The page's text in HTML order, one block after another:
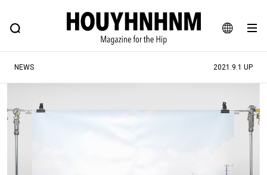
JA
EN
FEATURE BLOG SNAP
ヒップなファッション、カルチャー、ライフスタイルWEBマガジン
#注目のタグ
NEWS 2021.9.1 UP